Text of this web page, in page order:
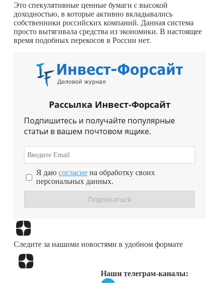
Это спекулятивные ценные бумаги с высокой
доходностью, в которые активно вкладывались
собственники российских компаний. Данная система
просто вытягивала средства из экономики. В настоящее
время подобных перекосов в России нет.
Рассылка Инвест-Форсайт
Подпишитесь и получайте популярные
статьи в вашем почтовом ящике.
Я даю согласие на обработку своих
персональных данных.
Следите за нашими новостями в удобном формате
Наши телеграм-каналы: